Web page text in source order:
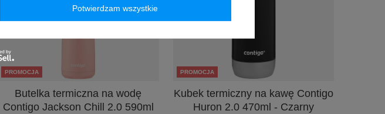
PROMOCJA
Butelka termiczna na wodę
Contigo Jackson Chill 2.0 590ml
PROMOCJA
Kubek termiczny na kawę Contigo
Huron 2.0 470ml - Czarny
Potwierdzam wszystkie